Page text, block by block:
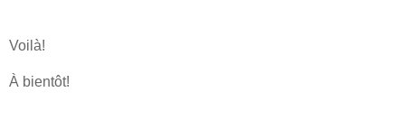
Voilà!
À bientôt!